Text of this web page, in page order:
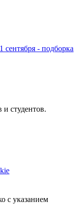
сентября - подборка
студентов.
с указанием